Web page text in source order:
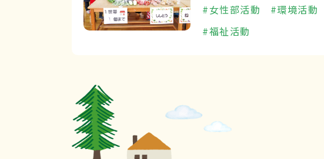
#女性部活動
#環境活動
#福祉活動